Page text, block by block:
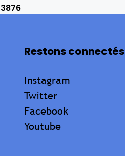
3876
Restons connectés
Instagram
Twitter
Facebook
Youtube